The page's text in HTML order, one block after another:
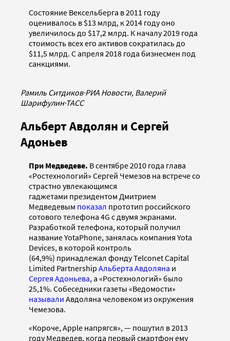
Состояние Вексельберга в 2011 году
оценивалось в $13 млрд, к 2014 году оно
увеличилось до $17,2 млрд. К началу 2019 года
стоимость всех его активов сократилась до
$11,5 млрд. С апреля 2018 года бизнесмен под
санкциями.
Рамиль Ситдиков·РИА Новости, Валерий
Шарифулин·ТАСС
Альберт Авдолян и Сергей
Адоньев
При Медведеве. В сентябре 2010 года глава
«Ростехнологий» Сергей Чемезов на встрече со
страстно увлекающимся
гаджетами президентом Дмитрием
Медведевым показал прототип российского
сотового телефона 4G с двумя экранами.
Разработкой телефона, который получил
название YotaPhone, занялась компания Yota
Devices, в которой контроль
(64,9%) принадлежал фонду Telconet Capital
Limited Partnership Альберта Авдоляна и
Сергея Адоньева, а «Ростехнологий» было
25,1%. Собеседники газеты «Ведомости»
называли Авдоляна человеком из окружения
Чемезова.
«Короче, Apple напрягся», — пошутил в 2013
году Медведев, когда первый смартфон ему